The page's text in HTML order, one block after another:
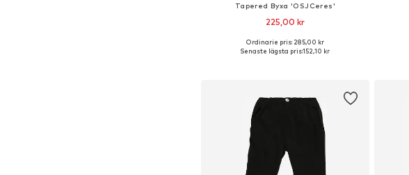
Tapered Byxa 'OSJCeres'
225,00 kr
+2
Tillgänglig i många storlekar
Ordinarie pris: 285,00 kr
Senaste lägsta pris:152,10 kr